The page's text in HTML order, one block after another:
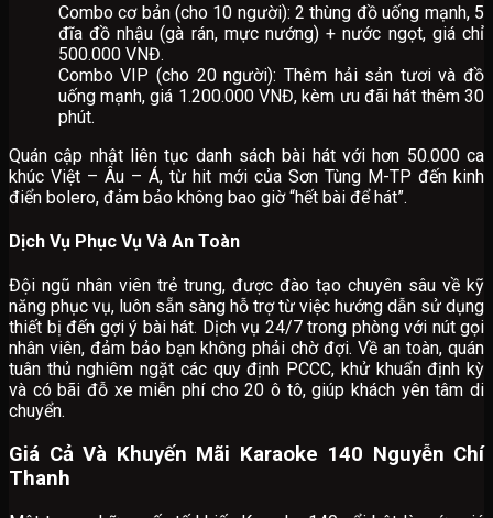
Combo cơ bản (cho 10 người): 2 thùng đồ uống mạnh, 5
đĩa đồ nhậu (gà rán, mực nướng) + nước ngọt, giá chỉ
500.000 VNĐ.
Combo VIP (cho 20 người): Thêm hải sản tươi và đồ
uống mạnh, giá 1.200.000 VNĐ, kèm ưu đãi hát thêm 30
phút.
Quán cập nhật liên tục danh sách bài hát với hơn 50.000 ca
khúc Việt – Âu – Á, từ hit mới của Sơn Tùng M-TP đến kinh
điển bolero, đảm bảo không bao giờ “hết bài để hát”.
Dịch Vụ Phục Vụ Và An Toàn
Đội ngũ nhân viên trẻ trung, được đào tạo chuyên sâu về kỹ
năng phục vụ, luôn sẵn sàng hỗ trợ từ việc hướng dẫn sử dụng
thiết bị đến gợi ý bài hát. Dịch vụ 24/7 trong phòng với nút gọi
nhân viên, đảm bảo bạn không phải chờ đợi. Về an toàn, quán
tuân thủ nghiêm ngặt các quy định PCCC, khử khuẩn định kỳ
và có bãi đỗ xe miễn phí cho 20 ô tô, giúp khách yên tâm di
chuyển.
Giá Cả Và Khuyến Mãi Karaoke 140 Nguyễn Chí
Thanh